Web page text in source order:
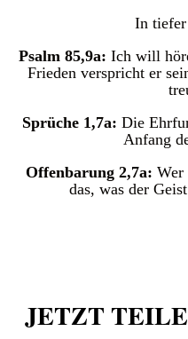
In
Psalm 85,9a: Ich will
Frieden verspricht er
Sprüche 1,7a: Die
Anfang
Offenbarung 2,7a: Wer
das, was der
JETZT